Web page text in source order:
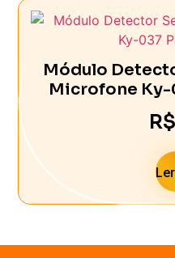
Módulo
Microfone Ky-
R$